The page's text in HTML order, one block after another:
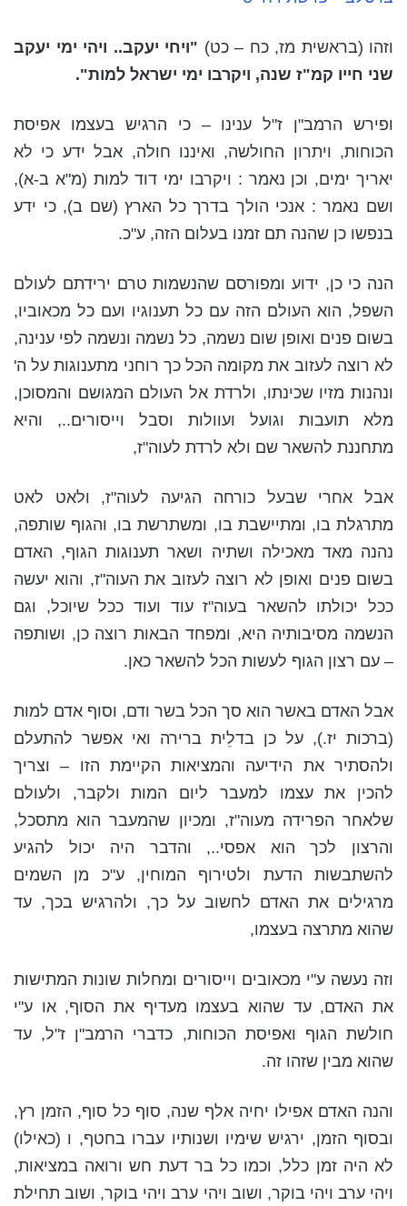
וזהו (בראשית מז, כח – כט) "ויחי יעקב.. ויהי ימי יעקב
שני חייו קמ"ז שנה, ויקרבו ימי ישראל למות".
ופירש הרמב"ן ז"ל ענינו – כי הרגיש בעצמו אפיסת
הכוחות, ויתרון החולשה, ואיננו חולה, אבל ידע כי לא
יאריך ימים, וכן נאמר : ויקרבו ימי דוד למות (מ"א ב-א),
ושם נאמר : אנכי הולך בדרך כל הארץ (שם ב), כי ידע
בנפשו כן שהנה תם זמנו בעלום הזה, ע"כ.
הנה כי כן, ידוע ומפורסם שהנשמות טרם ירידתם לעולם
השפל, הוא העולם הזה עם כל תענוגיו ועם כל מכאוביו,
בשום פנים ואופן שום נשמה, כל נשמה ונשמה לפי ענינה,
לא רוצה לעזוב את מקומה הכל כך רוחני מתענוגות על ה'
ונהנות מזיו שכינתו, ולרדת אל העולם המגושם והמסוכן,
מלא תועבות וגועל ועוולות וסבל וייסורים.., והיא
מתחננת להשאר שם ולא לרדת לעוה"ז,
אבל אחרי שבעל כורחה הגיעה לעוה"ז, ולאט לאט
מתרגלת בו, ומתיישבת בו, ומשתרשת בו, והגוף שותפה,
נהנה מאד מאכילה ושתיה ושאר תענוגות הגוף, האדם
בשום פנים ואופן לא רוצה לעזוב את העוה"ז, והוא יעשה
ככל יכולתו להשאר בעוה"ז עוד ועוד ככל שיוכל, וגם
הנשמה מסיבותיה היא, ומפחד הבאות רוצה כן, ושותפה
– עם רצון הגוף לעשות הכל להשאר כאן.
אבל האדם באשר הוא סך הכל בשר ודם, וסוף אדם למות
(ברכות יז.), על כן בדלֵית ברירה ואי אפשר להתעלם
ולהסתיר את הידיעה והמציאות הקיימת הזו – וצריך
להכין את עצמו למעבר ליום המות ולקבר, ולעולם
שלאחר הפרידה מעוה"ז, ומכיון שהמעבר הוא מתסכל,
והרצון לכך הוא אפסי.., והדבר היה יכול להגיע
להשתבשות הדעת ולטירוף המוחין, ע"כ מן השמים
מרגילים את האדם לחשוב על כך, ולהרגיש בכך, עד
שהוא מתרצה בעצמו,
וזה נעשה ע"י מכאובים וייסורים ומחלות שונות המתישות
את האדם, עד שהוא בעצמו מעדיף את הסוף, או ע"י
חולשת הגוף ואפיסת הכוחות, כדברי הרמב"ן ז"ל, עד
שהוא מבין שזהו זה.
והנה האדם אפילו יחיה אלף שנה, סוף כל סוף, הזמן רץ,
ובסוף הזמן, ירגיש שימיו ושנותיו עברו בחטף, ו (כאילו)
לא היה זמן כלל, וכמו כל בר דעת חש ורואה במציאות,
ויהי ערב ויהי בוקר, ושוב ויהי ערב ויהי בוקר, ושוב תחילת